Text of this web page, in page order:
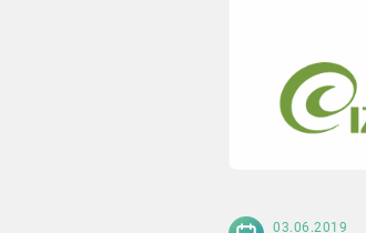
03.06.2019